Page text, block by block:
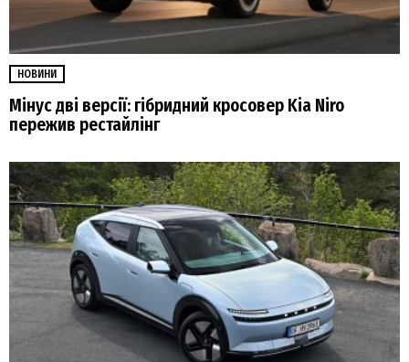
НОВИНИ
Мінус дві версії: гібридний кросовер Kia Niro
пережив рестайлінг